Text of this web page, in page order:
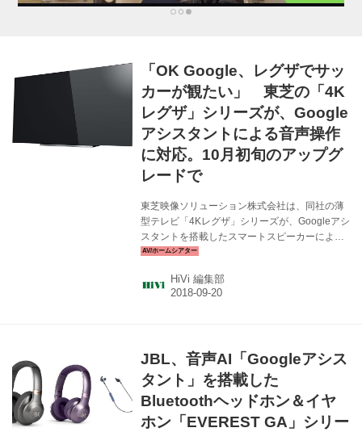
「OK Google、レグザでサッ
カーが観たい」 東芝の「4K
レグザ」シリーズが、Google
アシスタントによる音声操作
に対応。10月初旬のアップグ
レードで
東芝映像ソリューション株式会社は、同社の薄
型テレビ「4Kレグザ」シリーズが、Googleアシ
スタントを搭載したスマートスピーカーによる
再生・予約操作に対応すると発表した。 スマー
見せているが、東芝ではGoogle Homeなどのス
マートスピーカーに番組名を話しかけるだけ
組の予約もできるようになる。 対応機種は、
「X920」「Z720X」「BM620X」「M520X」
「X910」「Z810X」「BZ710X」「M510X」...
HiVi 編集部
JBL、音声AI「Googleアシス
タント」を搭載した
Bluetoothヘッドホン＆イヤ
ホン「EVEREST GA」シリー